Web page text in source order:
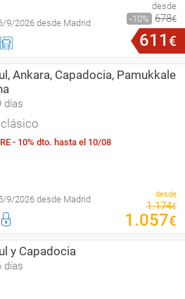
9/2026 desde Madrid
desde
10
678€
611 €
Ankara, Capadocia, Pamukkale
días
- 10% dto. hasta el 10/08
9/2026 desde Madrid desde
1.174€
1 .057€
y Capadocia
días